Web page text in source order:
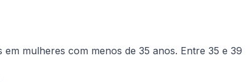
mulheres com menos de 35 anos. Entre 35 e 39